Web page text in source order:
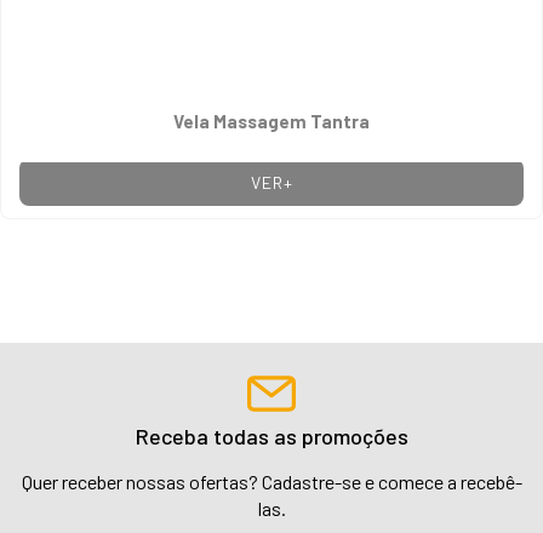
Vela Massagem Tantra
VER+
Receba todas as promoções
Quer receber nossas ofertas? Cadastre-se e comece a recebê-
las.